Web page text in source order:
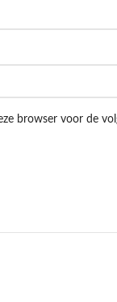
browser voor de